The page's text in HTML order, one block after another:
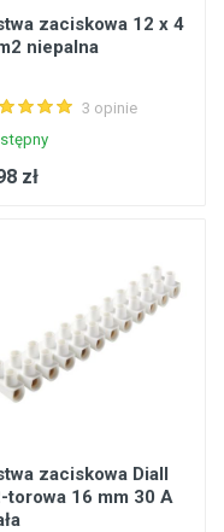
zaciskowa 12 x 4
niepalna
3 opinie
zł
zaciskowa Diall
torowa 16 mm 30 A